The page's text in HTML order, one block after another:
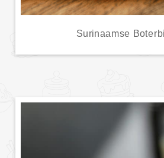
Surinaamse